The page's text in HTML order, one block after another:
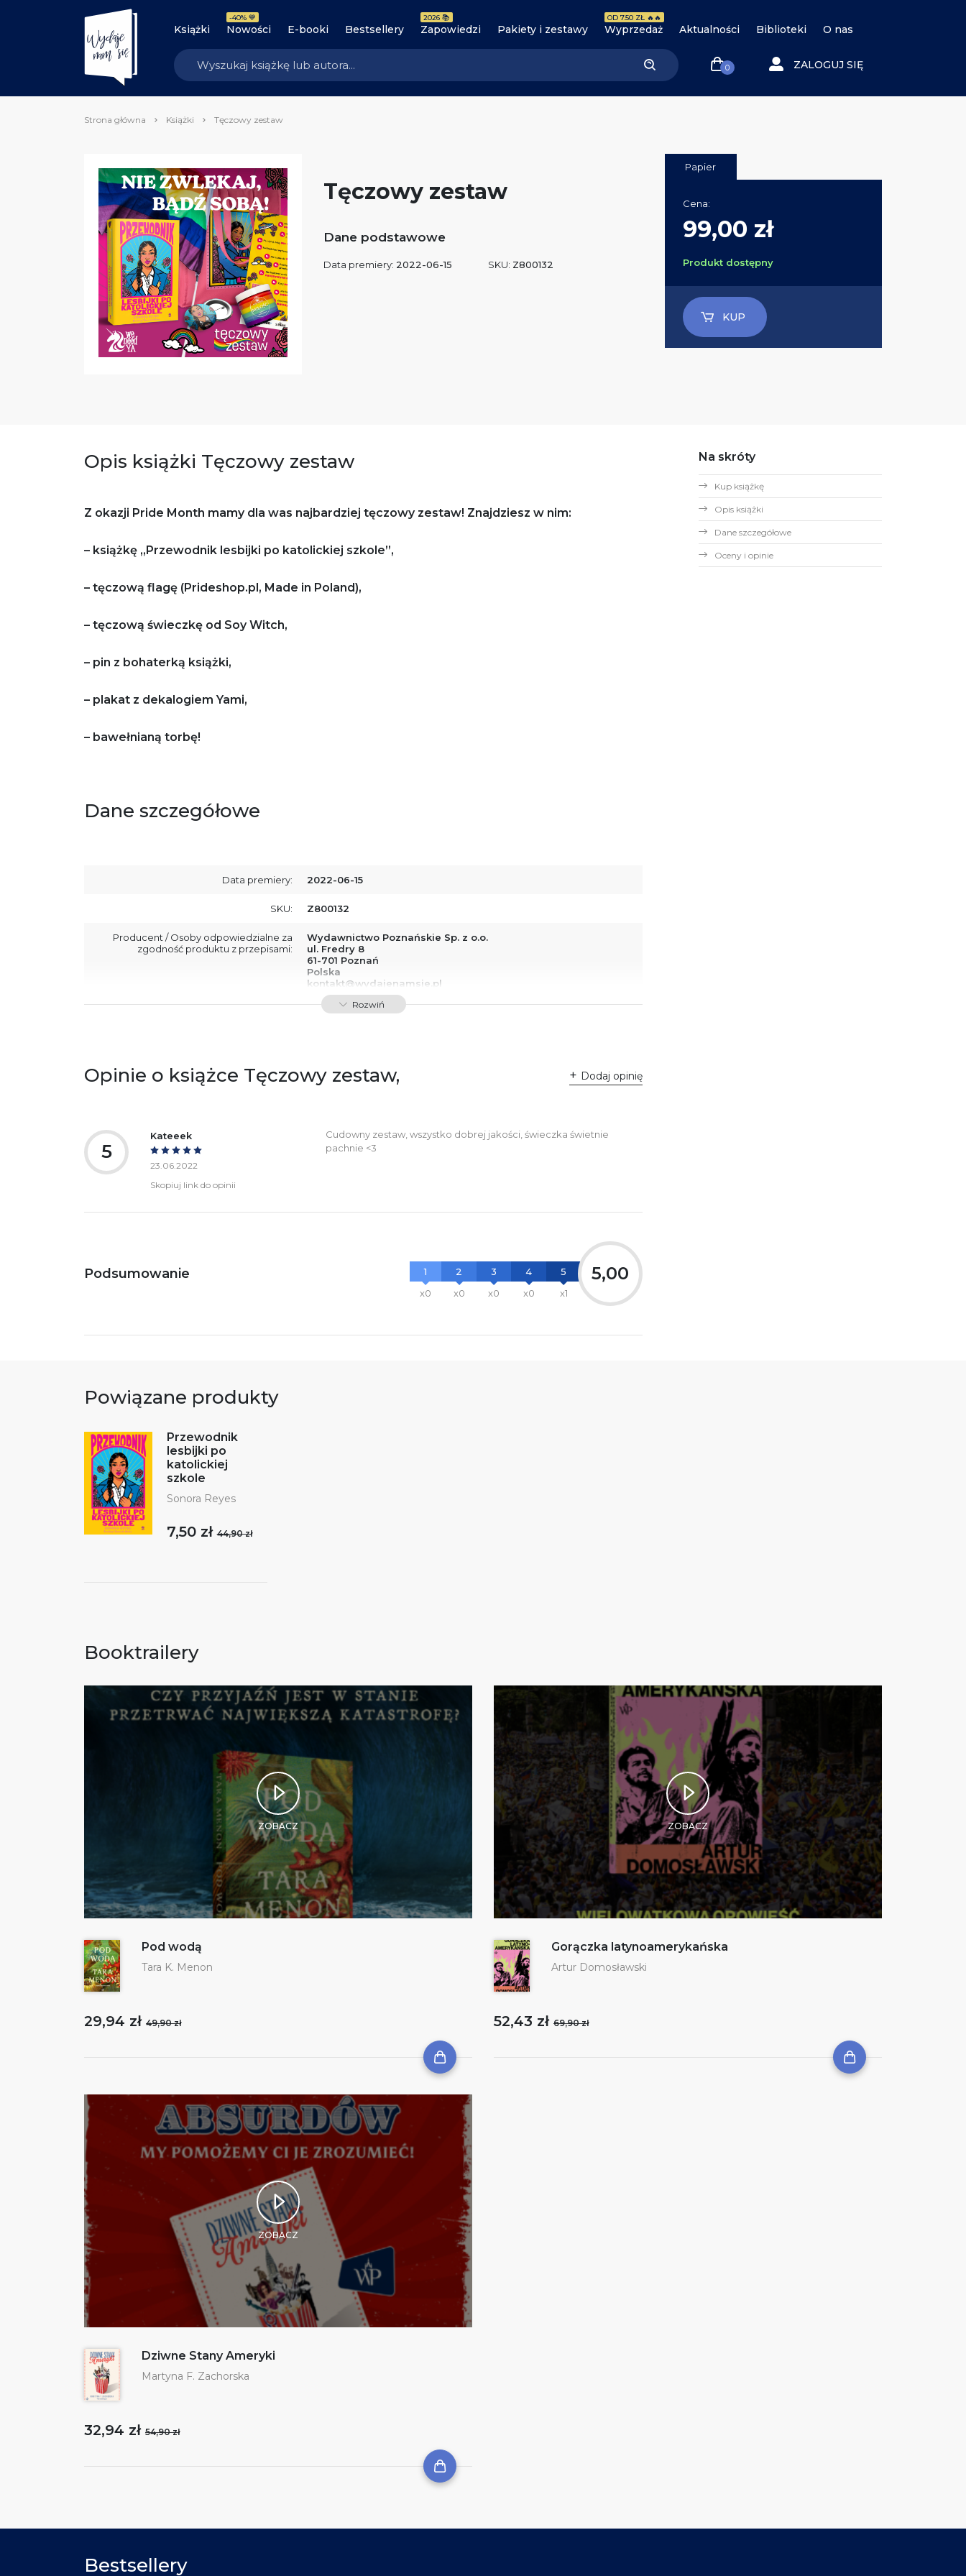
Książki Nowości
-40% 💙
E-booki Bestsellery Zapowiedzi
2026 📚
Pakiety i zestawy Wyprzedaż
OD 7.50 ZŁ 🔥🔥
Aktualności Biblioteki O nas
0 ZALOGUJ SIĘ
Strona główna Książki Tęczowy zestaw
Tęczowy zestaw
Dane podstawowe
Data premiery: 2022-06-15 SKU: Z800132
Papier
Cena:
99,00 zł
Produkt dostępny
KUP
Opis książki Tęczowy zestaw
Z okazji Pride Month mamy dla was najbardziej tęczowy zestaw! Znajdziesz w nim:
– książkę „Przewodnik lesbijki po katolickiej szkole”,
– tęczową flagę (Prideshop.pl, Made in Poland),
– tęczową świeczkę od Soy Witch,
– pin z bohaterką książki,
– plakat z dekalogiem Yami,
– bawełnianą torbę!
Dane szczegółowe
Data premiery: 2022-06-15
SKU: Z800132
Producent / Osoby odpowiedzialne za
zgodność produktu z przepisami:
Wydawnictwo Poznańskie Sp. z o.o.
ul. Fredry 8
61-701 Poznań
Polska
kontakt@wydajenamsie.pl
+48 61 623 38 38
Rozwiń
Opinie o książce Tęczowy zestaw, Dodaj opinię
5
Kateeek
23.06.2022
Skopiuj link do opinii
Cudowny zestaw, wszystko dobrej jakości, świeczka świetnie
pachnie <3
Podsumowanie
1
x0
2
x0
3
x0
4
x0
5
x1
5,00
Na skróty
Kup książkę
Opis książki
Dane szczegółowe
Oceny i opinie
Powiązane produkty
Przewodnik
lesbijki po
katolickiej
szkole
Sonora Reyes
7,50 zł44,90 zł
Booktrailery
ZOBACZ
Pod wodą
Tara K. Menon
29,94 zł 49,90 zł
ZOBACZ
Gorączka latynoamerykańska
Artur Domosławski
52,43 zł 69,90 zł
ZOBACZ
Dziwne Stany Ameryki
Martyna F. Zachorska
32,94 zł 54,90 zł
Bestsellery